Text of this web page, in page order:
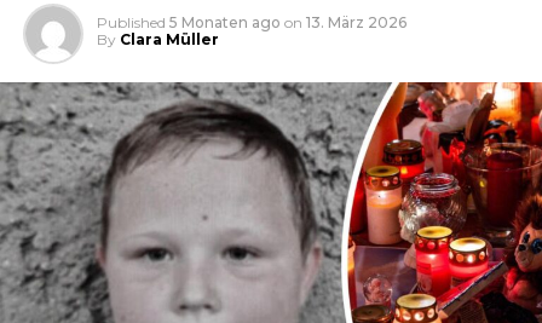
Published 5 Monaten ago on 13. März 2026
By Clara Müller